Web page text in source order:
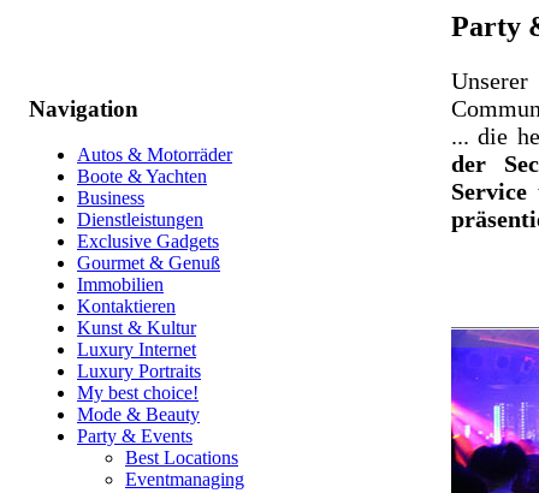
Navigation
Autos & Motorräder
Boote & Yachten
Business
Dienstleistungen
Exclusive Gadgets
Gourmet & Genuß
Immobilien
Kontaktieren
Kunst & Kultur
Luxury Internet
Luxury Portraits
My best choice!
Mode & Beauty
Party & Events
Best Locations
Eventmanaging
Party
... die
der